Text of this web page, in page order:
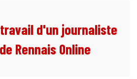
d'un journaliste
Rennais Online